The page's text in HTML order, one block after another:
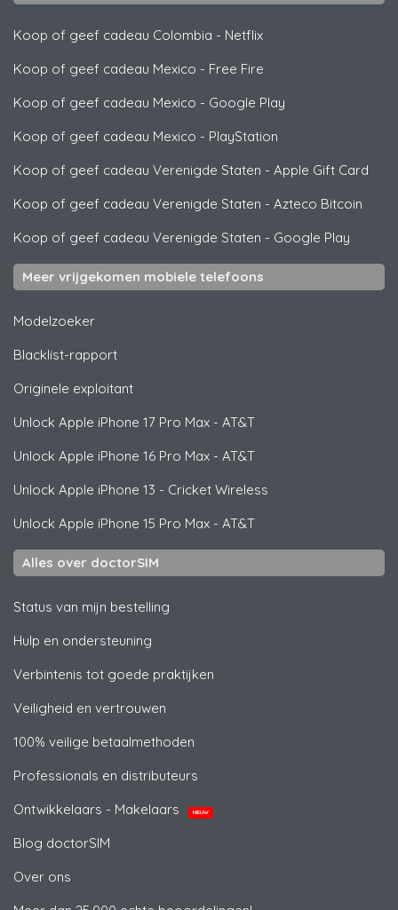
Koop of geef cadeau Colombia - Netflix
Koop of geef cadeau Mexico - Free Fire
Koop of geef cadeau Mexico - Google Play
Koop of geef cadeau Mexico - PlayStation
Koop of geef cadeau Verenigde Staten - Apple Gift Card
Koop of geef cadeau Verenigde Staten - Azteco Bitcoin
Koop of geef cadeau Verenigde Staten - Google Play
Meer vrijgekomen mobiele telefoons
Modelzoeker
Blacklist-rapport
Originele exploitant
Unlock Apple iPhone 17 Pro Max - AT&T
Unlock Apple iPhone 16 Pro Max - AT&T
Unlock Apple iPhone 13 - Cricket Wireless
Unlock Apple iPhone 15 Pro Max - AT&T
Alles over doctorSIM
Status van mijn bestelling
Hulp en ondersteuning
Verbintenis tot goede praktijken
Veiligheid en vertrouwen
100% veilige betaalmethoden
Professionals en distributeurs
Ontwikkelaars - Makelaars
NIEUW
Blog doctorSIM
Over ons